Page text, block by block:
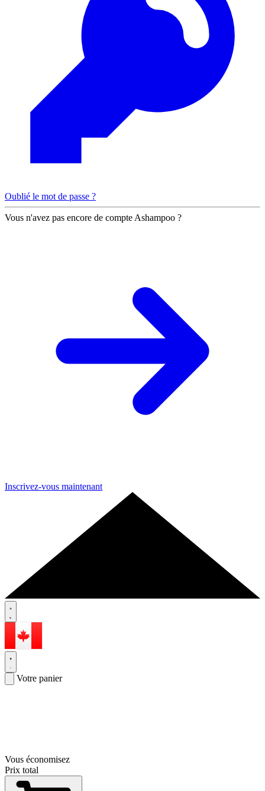
Oublié le mot de passe ?
Vous n'avez pas encore de compte Ashampoo ?
Inscrivez-vous maintenant
Votre panier
Vous économisez
Prix total